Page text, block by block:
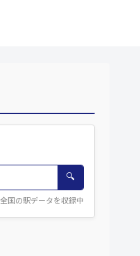
🔍
全国の駅データを収録中